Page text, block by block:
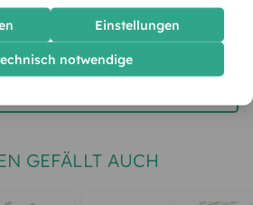
gestalten
GEFÄLLT AUCH
Einstellungen
notwendige